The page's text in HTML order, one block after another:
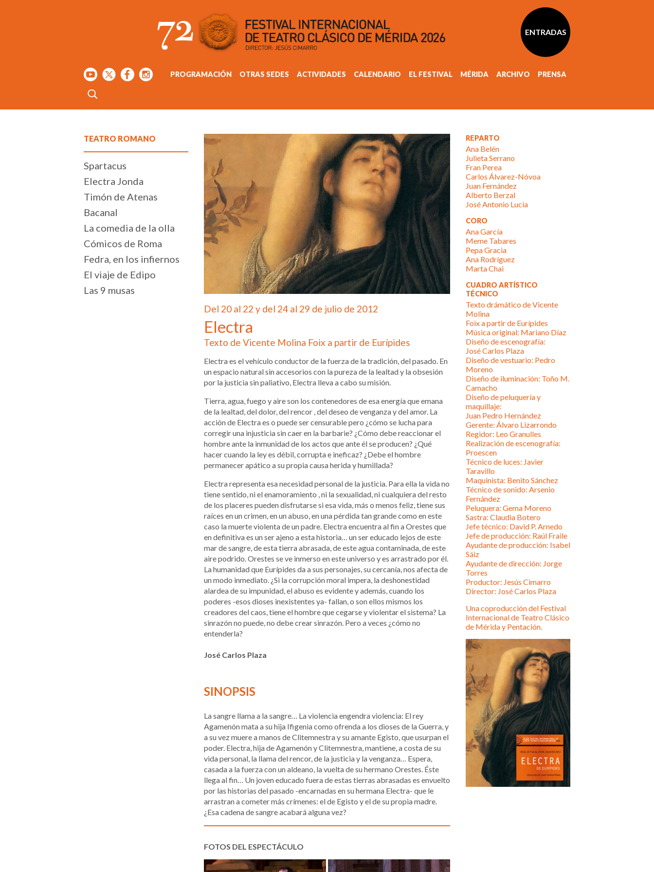
ENTRADAS
PROGRAMACIÓN OTRAS SEDES ACTIVIDADES CALENDARIO EL FESTIVAL MÉRIDA ARCHIVO PRENSA
TEATRO ROMANO
Spartacus
Electra Jonda
Timón de Atenas
Bacanal
La comedia de la olla
Cómicos de Roma
Fedra, en los infiernos
El viaje de Edipo
Las 9 musas
Del 20 al 22 y del 24 al 29 de julio de 2012
Electra
Texto de Vicente Molina Foix a partir de Eurípides
Electra es el vehículo conductor de la fuerza de la tradición, del pasado. En
un espacio natural sin accesorios con la pureza de la lealtad y la obsesión
por la justicia sin paliativo, Electra lleva a cabo su misión.
Tierra, agua, fuego y aire son los contenedores de esa energía que emana
de la lealtad, del dolor, del rencor , del deseo de venganza y del amor. La
acción de Electra es o puede ser censurable pero ¿cómo se lucha para
corregir una injusticia sin caer en la barbarie? ¿Cómo debe reaccionar el
hombre ante la inmunidad de los actos que ante él se producen? ¿Qué
hacer cuando la ley es débil, corrupta e ineficaz? ¿Debe el hombre
permanecer apático a su propia causa herida y humillada?
Electra representa esa necesidad personal de la justicia. Para ella la vida no
tiene sentido, ni el enamoramiento , ni la sexualidad, ni cualquiera del resto
de los placeres pueden disfrutarse si esa vida, más o menos feliz, tiene sus
raíces en un crimen, en un abuso, en una pérdida tan grande como en este
caso la muerte violenta de un padre. Electra encuentra al fin a Orestes que
en definitiva es un ser ajeno a esta historia… un ser educado lejos de este
mar de sangre, de esta tierra abrasada, de este agua contaminada, de este
aire podrido. Orestes se ve inmerso en este universo y es arrastrado por él.
La humanidad que Eurípides da a sus personajes, su cercanía, nos afecta de
un modo inmediato. ¿Si la corrupción moral impera, la deshonestidad
alardea de su impunidad, el abuso es evidente y además, cuando los
poderes -esos dioses inexistentes ya- fallan, o son ellos mismos los
creadores del caos, tiene el hombre que cegarse y violentar el sistema? La
sinrazón no puede, no debe crear sinrazón. Pero a veces ¿cómo no
entenderla?
José Carlos Plaza
SINOPSIS
La sangre llama a la sangre… La violencia engendra violencia: El rey
Agamenón mata a su hija Ifigenia como ofrenda a los dioses de la Guerra, y
a su vez muere a manos de Clitemnestra y su amante Egisto, que usurpan el
poder. Electra, hija de Agamenón y Clitemnestra, mantiene, a costa de su
vida personal, la llama del rencor, de la justicia y la venganza… Espera,
casada a la fuerza con un aldeano, la vuelta de su hermano Orestes. Éste
llega al fin… Un joven educado fuera de estas tierras abrasadas es envuelto
por las historias del pasado -encarnadas en su hermana Electra- que le
arrastran a cometer más crímenes: el de Egisto y el de su propia madre.
¿Esa cadena de sangre acabará alguna vez?
FOTOS DEL ESPECTÁCULO
REPARTO
Ana Belén
Julieta Serrano
Fran Perea
Carlos Álvarez-Nóvoa
Juan Fernández
Alberto Berzal
José Antonio Lucia
CORO
Ana García
Meme Tabares
Pepa Gracia
Ana Rodríguez
Marta Chai
CUADRO ARTÍSTICO
TÉCNICO
Texto drámático de Vicente
Molina
Foix a partir de Eurípides
Música original: Mariano Díaz
Diseño de escenografía:
José Carlos Plaza
Diseño de vestuario: Pedro
Moreno
Diseño de iluminación: Toño M.
Camacho
Diseño de peluquería y
maquillaje:
Juan Pedro Hernández
Gerente: Álvaro Lizarrondo
Regidor: Leo Granulles
Realización de escenografía:
Proescen
Técnico de luces: Javier
Taravillo
Maquinista: Benito Sánchez
Técnico de sonido: Arsenio
Fernández
Peluquera: Gema Moreno
Sastra: Claudia Botero
Jefe técnico: David P. Arnedo
Jefe de producción: Raúl Fraile
Ayudante de producción: Isabel
Sáiz
Ayudante de dirección: Jorge
Torres
Productor: Jesús Cimarro
Director: José Carlos Plaza
Una coproducción del Festival
Internacional de Teatro Clásico
de Mérida y Pentación.